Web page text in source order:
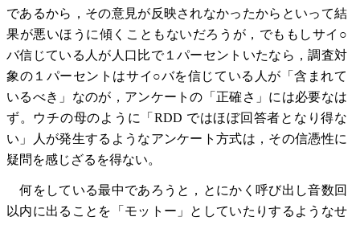
であるから，その意見が反映されなかったからといって結
果が悪いほうに傾くこともないだろうが，でももしサイ○
バ信じている人が人口比で１パーセントいたなら，調査対
象の１パーセントはサイ○バを信じている人が「含まれて
いるべき」なのが，アンケートの「正確さ」には必要なは
ず。ウチの母のように「RDD ではほぼ回答者となり得な
い」人が発生するようなアンケート方式は，その信憑性に
疑問を感じざるを得ない。
何をしている最中であろうと，とにかく呼び出し音数回
以内に出ることを「モットー」としていたりするようなせ